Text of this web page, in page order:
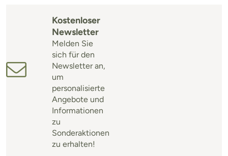
Kostenloser
Newsletter
Melden Sie
sich für den
Newsletter an,
um
personalisierte
Angebote und
Informationen
zu
Sonderaktionen
zu erhalten!